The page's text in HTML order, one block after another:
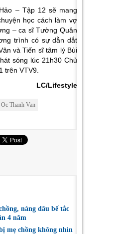
– Tập 12 sẽ mang
học cách làm vợ
– ca sĩ Tường Quân
trình có sự dẫn dắt
và Tiến sĩ tâm lý Bùi
sóng lúc 21h30 Chủ
trên VTV9.
LC/Lifestyle
Oc Thanh Van
nàng dâu bế tắc
4 năm
mẹ chồng không nhìn